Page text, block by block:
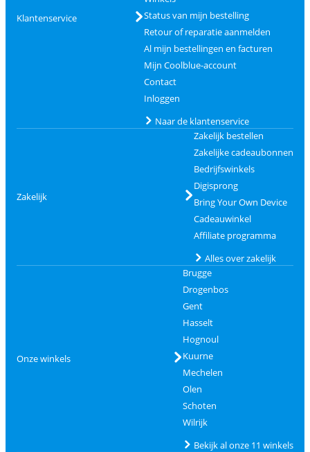
Klantenservice
Status van mijn bestelling
Retour of reparatie aanmelden
Al mijn bestellingen en facturen
Mijn Coolblue-account
Contact
Inloggen
Naar de klantenservice
Zakelijk
Zakelijk bestellen
Zakelijke cadeaubonnen
Bedrijfswinkels
Digisprong
Bring Your Own Device
Cadeauwinkel
Affiliate programma
Alles over zakelijk
Onze winkels
Brugge
Drogenbos
Gent
Hasselt
Hognoul
Kuurne
Mechelen
Olen
Schoten
Wilrijk
Bekijk al onze 11 winkels